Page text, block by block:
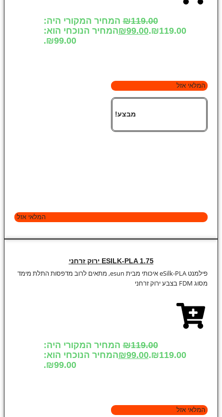
₪119.00
המחיר המקורי היה:
₪119.00.
₪99.00
המחיר הנוכחי הוא:
₪99.00.
המלאי אזל
מבצע!
המלאי אזל
ESILK-PLA 1.75 ירוק זרחני
פילמנט eSilk-PLA איכותי מבית esun, מתאים לרוב מדפסות התלת מימד
מסוג FDM בצבע ירוק זרחני
₪119.00
המחיר המקורי היה:
₪119.00.
₪99.00
המחיר הנוכחי הוא:
₪99.00.
המלאי אזל